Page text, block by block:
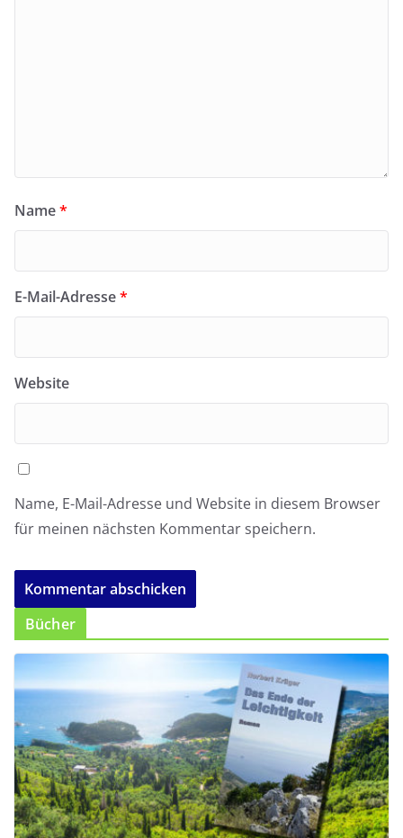
Name*
E-Mail-Adresse*
Website
Name, E-Mail-Adresse und Website in diesem Browser
für meinen nächsten Kommentar speichern.
Bücher